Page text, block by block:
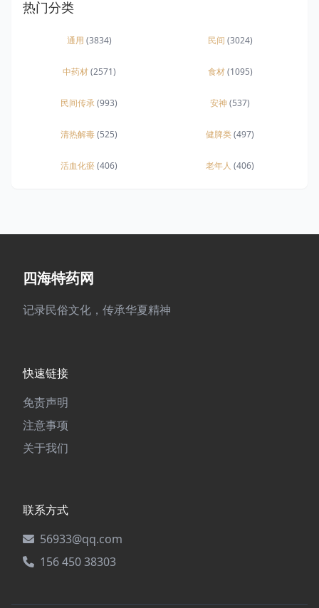
热门分类
通用 (3834) 民间 (3024)
中药材(2571) 食材(1095)
民间传承(993) 安神(537)
清热解毒(525) 健脾类(497)
活血化瘀(406) 老年人 (406)
四海特药网
记录民俗文化，传承华夏精神
快速链接
免责声明
注意事项
关于我们
联系方式
56933@qq.com
156 450 38303